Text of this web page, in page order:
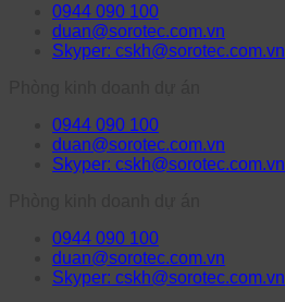
0944 090 100
duan@sorotec.com.vn
Skyper: cskh@sorotec.com.vn
0944 090 100
duan@sorotec.com.vn
Skyper: cskh@sorotec.com.vn
0944 090 100
duan@sorotec.com.vn
Skyper: cskh@sorotec.com.vn